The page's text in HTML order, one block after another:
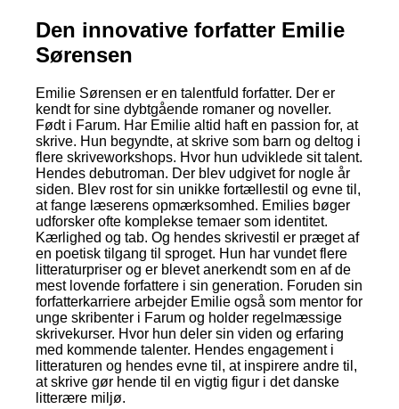
Den innovative forfatter Emilie
Sørensen
Emilie Sørensen er en talentfuld forfatter. Der er
kendt for sine dybtgående romaner og noveller.
Født i Farum. Har Emilie altid haft en passion for, at
skrive. Hun begyndte, at skrive som barn og deltog i
flere skriveworkshops. Hvor hun udviklede sit talent.
Hendes debutroman. Der blev udgivet for nogle år
siden. Blev rost for sin unikke fortællestil og evne til,
at fange læserens opmærksomhed. Emilies bøger
udforsker ofte komplekse temaer som identitet.
Kærlighed og tab. Og hendes skrivestil er præget af
en poetisk tilgang til sproget. Hun har vundet flere
litteraturpriser og er blevet anerkendt som en af de
mest lovende forfattere i sin generation. Foruden sin
forfatterkarriere arbejder Emilie også som mentor for
unge skribenter i Farum og holder regelmæssige
skrivekurser. Hvor hun deler sin viden og erfaring
med kommende talenter. Hendes engagement i
litteraturen og hendes evne til, at inspirere andre til,
at skrive gør hende til en vigtig figur i det danske
litterære miljø.